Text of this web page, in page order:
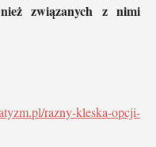
związanych z nimi
razny-kleska-opcji-